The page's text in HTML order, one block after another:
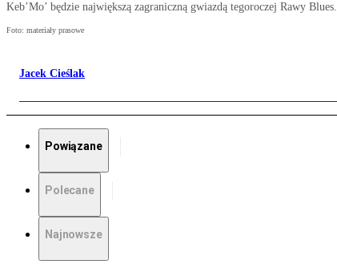
Keb’Mo’ będzie największą zagraniczną gwiazdą tegoroczej Rawy Blues.
Foto: materiały prasowe
Jacek Cieślak
Powiązane
Polecane
Najnowsze